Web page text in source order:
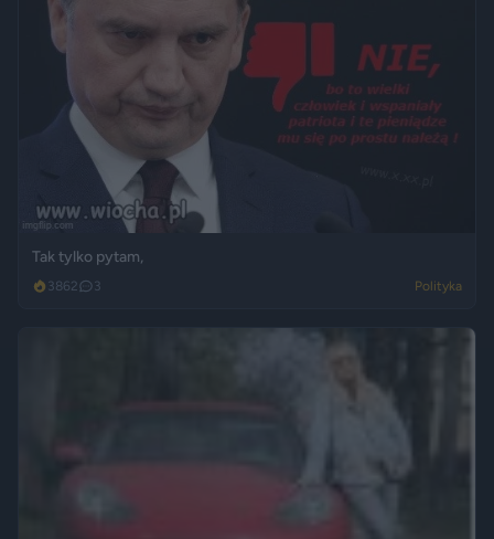
Tak tylko pytam,
3862 3 Polityka